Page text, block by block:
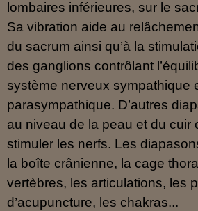
lombaires inférieures, sur le
Sa vibration aide au
du sacrum ainsi qu’à la
des ganglions contrôlant
système nerveux sympathique
parasympathique. D’autres
au niveau de la peau et du cuir
stimuler les nerfs. Les
la boîte crânienne, la cage
vertèbres, les articulations, les
d’acupuncture, les chakras...